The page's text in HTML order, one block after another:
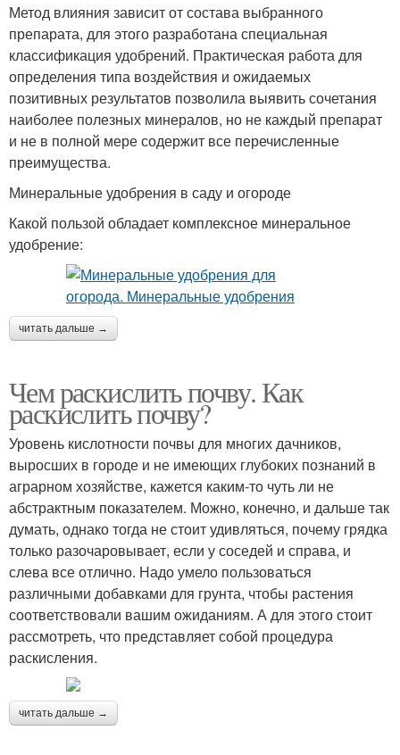
Метод влияния зависит от состава выбранного
препарата, для этого разработана специальная
классификация удобрений. Практическая работа для
определения типа воздействия и ожидаемых
позитивных результатов позволила выявить сочетания
наиболее полезных минералов, но не каждый препарат
и не в полной мере содержит все перечисленные
преимущества.
Минеральные удобрения в саду и огороде
Какой пользой обладает комплексное минеральное
удобрение:
читать дальше →
Чем раскислить почву. Как
раскислить почву?
Уровень кислотности почвы для многих дачников,
выросших в городе и не имеющих глубоких познаний в
аграрном хозяйстве, кажется каким-то чуть ли не
абстрактным показателем. Можно, конечно, и дальше так
думать, однако тогда не стоит удивляться, почему грядка
только разочаровывает, если у соседей и справа, и
слева все отлично. Надо умело пользоваться
различными добавками для грунта, чтобы растения
соответствовали вашим ожиданиям. А для этого стоит
рассмотреть, что представляет собой процедура
раскисления.
читать дальше →